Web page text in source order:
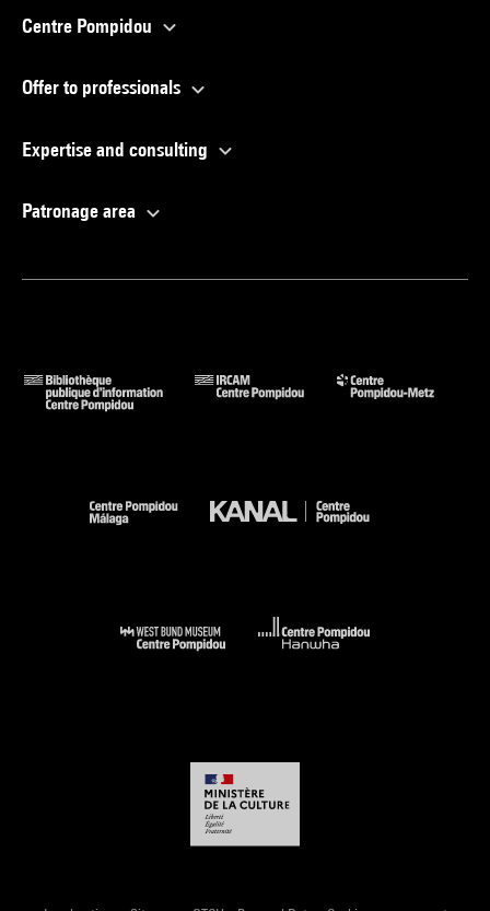
Centre Pompidou
Offer to professionals
Expertise and consulting
Patronage area